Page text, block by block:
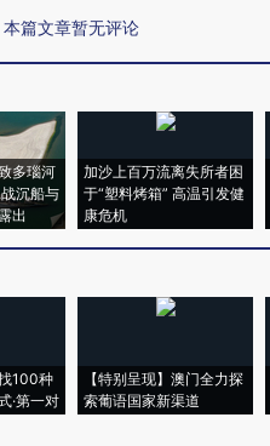
本篇文章暂无评论
多瑙河
沉船与
出
加沙上百万流离失所者困
于“塑料烤箱” 高温引发健
康危机
100种
·第一对
【特别呈现】澳门全力探
索葡语国家新渠道